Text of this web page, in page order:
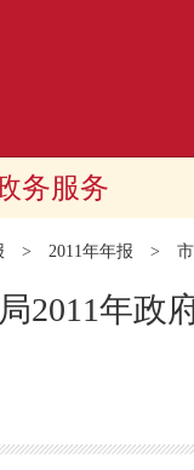
务服务
> 2011年年报 >
2011年政